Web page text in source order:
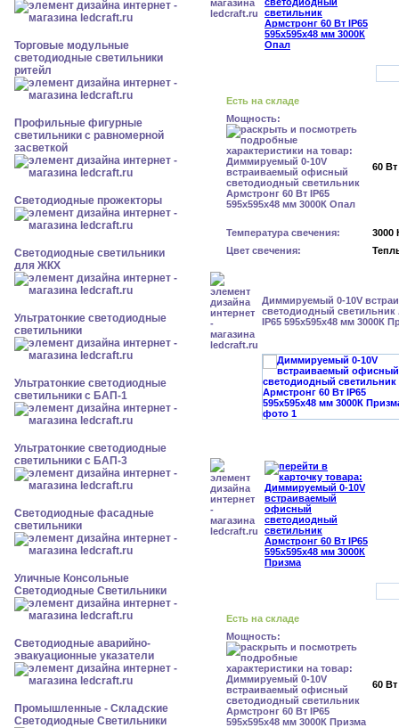
Торговые модульные
светодиодные светильники
ритейл
Профильные фигурные
светильники с равномерной
засветкой
Светодиодные прожекторы
Светодиодные светильники
для ЖКХ
Ультратонкие светодиодные
светильники
Ультратонкие светодиодные
светильники с БАП-1
Ультратонкие светодиодные
светильники с БАП-3
Светодиодные фасадные
светильники
Уличные Консольные
Светодиодные Светильники
Светодиодные аварийно-
эвакуационные указатели
Промышленные - Складские
Светодиодные Светильники
Есть на складе
Мощность:
60 Вт
Температура свечения:
3000
Цвет свечения:
Диммируемый 0-10V
светодиодный светильник
IP65 595x595x48 мм 3000К
Есть на складе
Мощность:
60 Вт